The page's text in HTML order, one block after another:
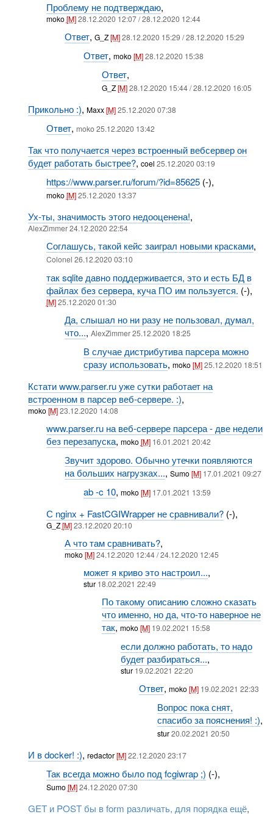
Проблему не подтверждаю,
moko[M]28.12.2020 12:07 / 28.12.2020 12:44
Ответ,G_Z[M]28.12.2020 15:29 / 28.12.2020 15:29
Ответ, moko[M]28.12.2020 15:38
Ответ,
G_Z[M]28.12.2020 15:44 / 28.12.2020 16:05
Прикольно :), Maxx[M] 25.12.2020 07:38
Ответ, moko 25.12.2020 13:42
Так что получается через встроенный вебсервер он
будет работать быстрее?, coel 25.12.2020 03:19
https://www.parser.ru/forum/?id=85625(-),
moko[M]25.12.2020 13:37
Ух-ты, значимость этого недооценена!,
AlexZimmer 24.12.2020 22:54
Соглашусь, такой кейс заиграл новыми красками,
Colonel 26.12.2020 03:10
так sqlite давно поддерживается, это и есть БД в
файлах без сервера, куча ПО им пользуется. (-),
[M]25.12.2020 01:30
Да, слышал но ни разу не пользовал, думал,
что...,AlexZimmer 25.12.2020 18:25
В случае дистрибутива парсера можно
сразу использовать, moko[M]25.12.2020 18:51
Кстати www.parser.ru уже сутки работает на
встроенном в парсер веб-сервере. :),
moko[M] 23.12.2020 14:08
www.parser.ru на веб-сервере парсера - две недели
без перезапуска, moko[M] 16.01.2021 20:42
Звучит здорово. Обычно утечки появляются
на больших нагрузках...,Sumo[M] 17.01.2021 09:27
ab -c 10, moko[M] 17.01.2021 13:59
С nginx + FastCGIWrapper не сравнивали?(-),
G_Z[M]23.12.2020 20:10
А что там сравнивать?,
moko[M]24.12.2020 12:44 / 24.12.2020 12:45
может я криво это настроил...,
stur 18.02.2021 22:49
По такому описанию сложно сказать
что именно, но да, что-то наверное не
так,moko[M] 19.02.2021 15:58
если должно работать, то надо
будет разбираться...,
stur 19.02.2021 22:20
Ответ, moko[M] 19.02.2021 22:33
Вопрос пока снят,
спасибо за пояснения! :),
stur20.02.2021 20:50
И в docker! :), redactor[M] 22.12.2020 23:17
Так всегда можно было под fcgiwrap ;) (-),
Sumo[M]24.12.2020 07:30
GET и POST бы в form различать, для порядка ещё,